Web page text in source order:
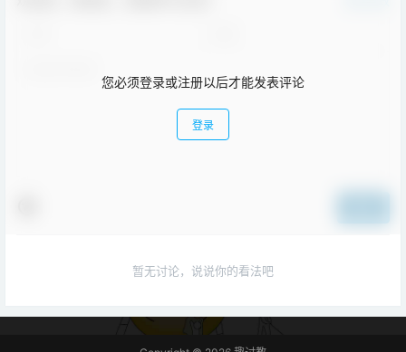
您必须登录或注册以后才能发表评论
登录
暂无讨论，说说你的看法吧